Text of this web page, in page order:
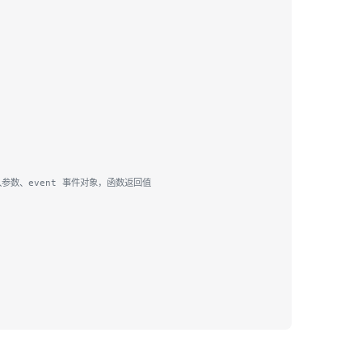
、event 事件对象，函数返回值